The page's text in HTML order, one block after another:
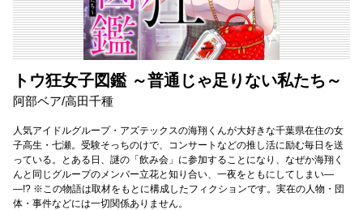
トウ狂女子図鑑 ～普通じゃ足りない私たち～
阿部ベア/高田千種
人気アイドルグループ・アズテックスの海翔くんが大好きな千葉県在住の女
子高生・七瀬。受験そっちのけで、コンサートなどの推し活に励む毎日を送
っている。とある日、謎の「飲み会」に参加することになり、なぜか海翔く
んと同じグループのメンバー立花と知り合い、一夜をともにしてしまい―
―!? ※この物語は取材をもとに構成したフィクションです。実在の人物・団
体・事件などには一切関係ありません。